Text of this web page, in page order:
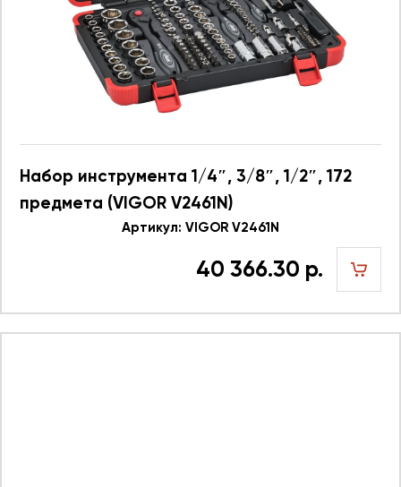
Набор инструмента 1/4″, 3/8″, 1/2″, 172
предмета (VIGOR V2461N)
Артикул: VIGOR V2461N
40 366.30 р.